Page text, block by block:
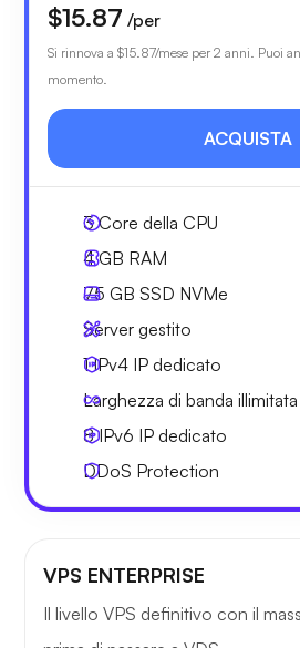
$15.87 /per
Si rinnova a $15.87/mese per 2 anni. Puoi
momento.
ACQUISTA
3Core della CPU
4 GB RAM
75 GB SSD NVMe
Server gestito
1 IPv4 IP dedicato
Larghezza di banda illimitata
8 IPv6 IP dedicato
DDoS Protection
VPS ENTERPRISE
Il livello VPS definitivo con il